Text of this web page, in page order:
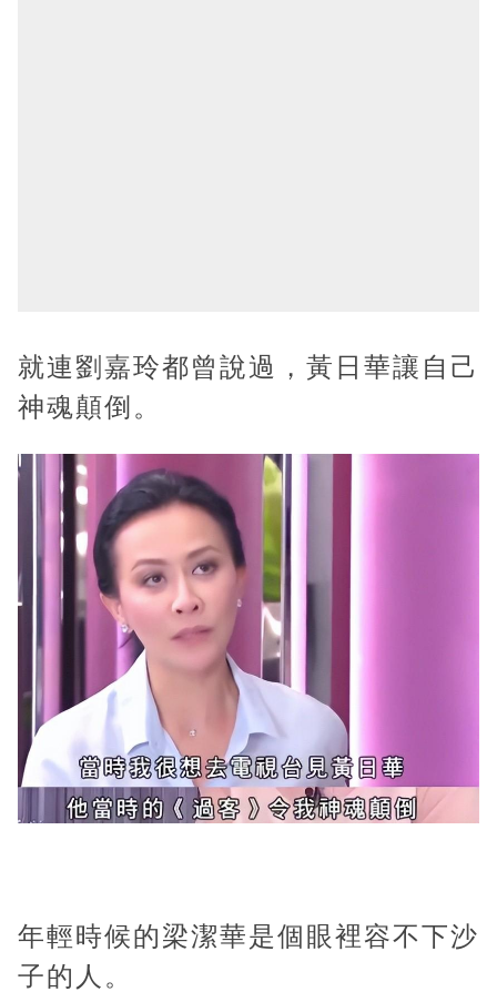
就連劉嘉玲都曾說過，黃日華讓自己
神魂顛倒。
年輕時候的梁潔華是個眼裡容不下沙
子的人。